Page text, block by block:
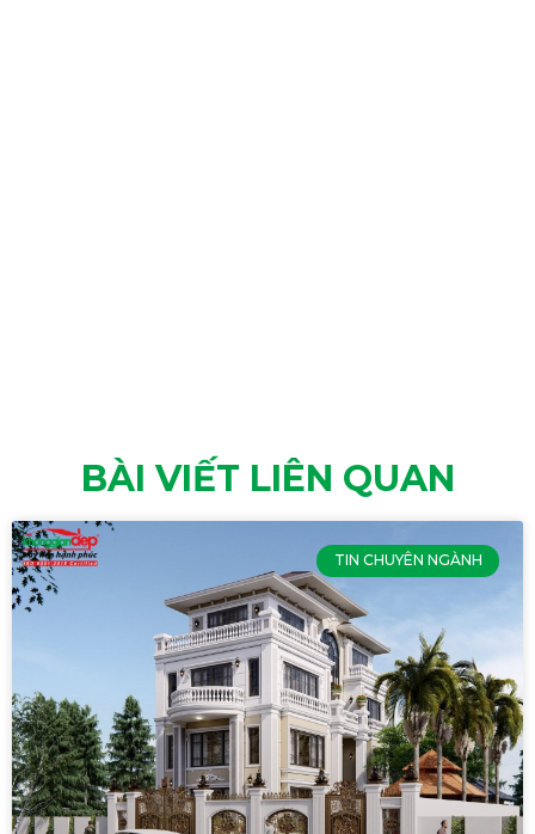
BÀI VIẾT LIÊN QUAN
TIN CHUYÊN NGÀNH